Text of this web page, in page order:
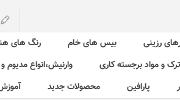
رزینی بیس های خام رنگ های
و مواد برجسته کاری
وارنیش،انواع
پارافین محصولات جدید